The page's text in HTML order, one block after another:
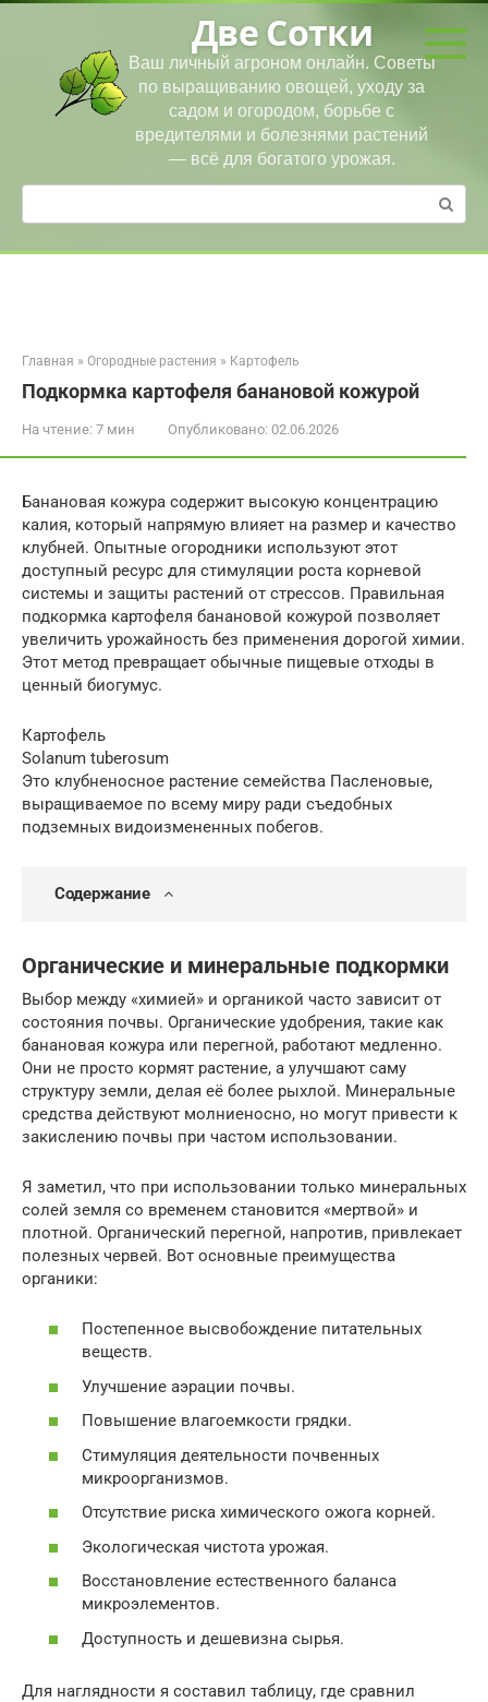
Перейти
Две Сотки
Ваш личный агроном онлайн. Советы
по выращиванию овощей, уходу за
садом и огородом, борьбе с
вредителями и болезнями растений
— всё для богатого урожая.
Поиск:
Главная » Огородные растения » Картофель
Подкормка картофеля банановой кожурой
На чтение: 7 мин Опубликовано: 02.06.2026
Банановая кожура содержит высокую концентрацию
калия, который напрямую влияет на размер и качество
клубней. Опытные огородники используют этот
доступный ресурс для стимуляции роста корневой
системы и защиты растений от стрессов. Правильная
подкормка картофеля банановой кожурой позволяет
увеличить урожайность без применения дорогой химии.
Этот метод превращает обычные пищевые отходы в
ценный биогумус.
Картофель
Solanum tuberosum
Это клубненосное растение семейства Пасленовые,
выращиваемое по всему миру ради съедобных
подземных видоизмененных побегов.
Содержание
Органические и минеральные подкормки
Выбор между «химией» и органикой часто зависит от
состояния почвы. Органические удобрения, такие как
банановая кожура или перегной, работают медленно.
Они не просто кормят растение, а улучшают саму
структуру земли, делая её более рыхлой. Минеральные
средства действуют молниеносно, но могут привести к
закислению почвы при частом использовании.
Я заметил, что при использовании только минеральных
солей земля со временем становится «мертвой» и
плотной. Органический перегной, напротив, привлекает
полезных червей. Вот основные преимущества
органики:
Постепенное высвобождение питательных
веществ.
Улучшение аэрации почвы.
Повышение влагоемкости грядки.
Стимуляция деятельности почвенных
микроорганизмов.
Отсутствие риска химического ожога корней.
Экологическая чистота урожая.
Восстановление естественного баланса
микроэлементов.
Доступность и дешевизна сырья.
Для наглядности я составил таблицу, где сравнил